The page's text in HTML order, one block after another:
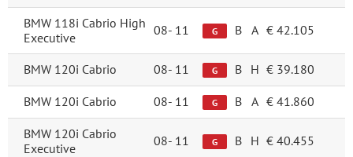
BMW 118i Cabrio High
Executive
08- 11 G B A € 42.105
BMW 120i Cabrio 08- 11 G B H € 39.180
BMW 120i Cabrio 08- 11 G B A € 41.860
BMW 120i Cabrio
Executive
08- 11 G B H € 40.455